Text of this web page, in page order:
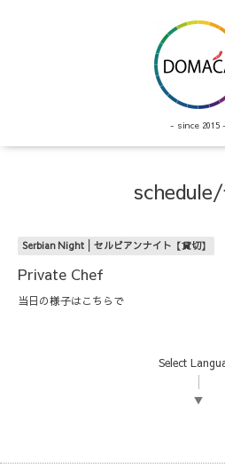
- since 2015 -
Serbian Night│セルビアンナイト【貸切】
Private Chef
当日の様子はこちらで
Select
▼